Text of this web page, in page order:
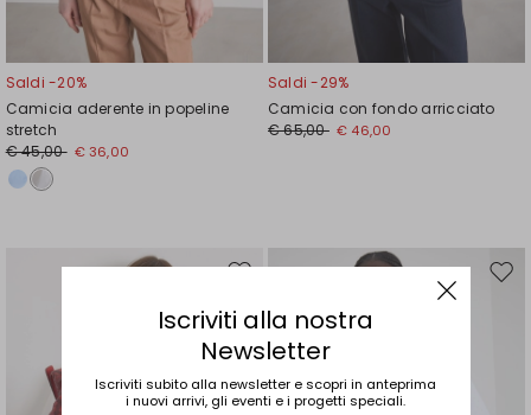
Saldi -20%
Camicia aderente in popeline
stretch
€ 45,00 € 36,00
Saldi -29%
Camicia con fondo arricciato
€ 65,00 € 46,00
wishlist
Iscriviti alla nostra
Newsletter
Iscriviti subito alla newsletter e scopri in anteprima
i nuovi arrivi, gli eventi e i progetti speciali.